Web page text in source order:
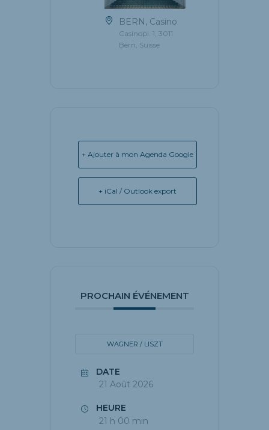
BERN, Casino
Casinopl. 1, 3011
Bern, Suisse
+ Ajouter à mon Agenda Google
+ iCal / Outlook export
PROCHAIN ÉVÉNEMENT
WAGNER / LISZT
DATE
21 Août 2026
HEURE
21 h 00 min